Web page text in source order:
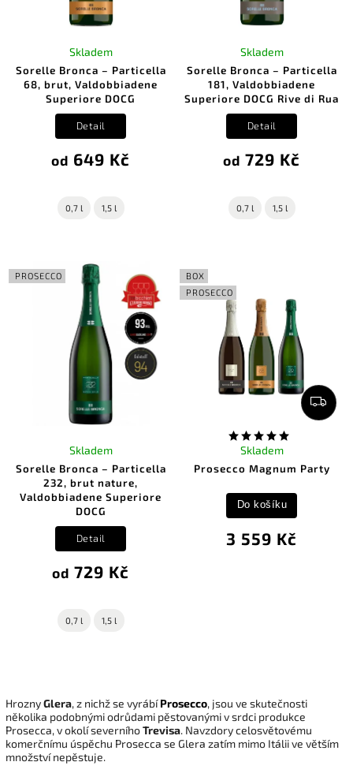
Sorelle Bronca – Particella
68, brut, Valdobbiadene
Superiore DOCG
Skladem
od 649 Kč
Detail
0,7 l 1,5 l
Sorelle Bronca – Particella
181, Valdobbiadene
Superiore DOCG Rive di Rua
Skladem
od 729 Kč
Detail
0,7 l 1,5 l
PROSECCO
Sorelle Bronca – Particella
232, brut nature,
Valdobbiadene Superiore
DOCG
Skladem
od 729 Kč
Detail
0,7 l 1,5 l
BOX
PROSECCO
Prosecco Magnum Party
Skladem
3 559 Kč
Do košíku
HroznyGlera, z nichž se vyrábíProsecco, jsou ve skutečnosti
několika podobnými odrůdami pěstovanými v srdci produkce
Prosecca, v okolí severníhoTrevisa. Navzdory celosvětovému
komerčnímu úspěchu Prosecca se Glera zatím mimo Itálii ve větším
množství nepěstuje.